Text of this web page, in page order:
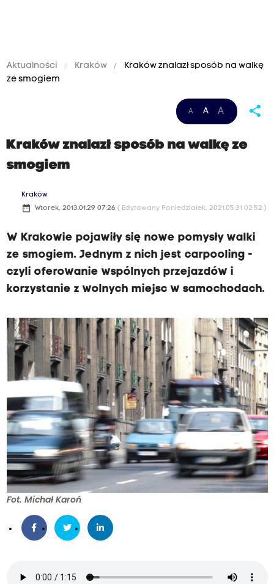
Aktualności Kraków
Kraków znalazł sposób na walkę
ze smogiem
A A A share
Kraków znalazł sposób na walkę ze
smogiem
Kraków
date_range Wtorek, 2013.01.29 07:26 ( Edytowany Poniedziałek, 2021.05.31 02:52 )
W Krakowie pojawiły się nowe pomysły walki
ze smogiem. Jednym z nich jest carpooling -
czyli oferowanie wspólnych przejazdów i
korzystanie z wolnych miejsc w samochodach.
Fot. Michał Karoń